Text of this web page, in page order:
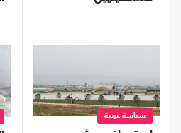
سياسة عربية